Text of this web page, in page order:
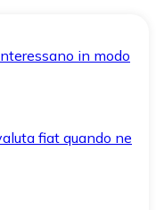
in modo
fiat quando ne